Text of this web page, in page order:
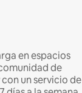
en espacios
de
un servicio de